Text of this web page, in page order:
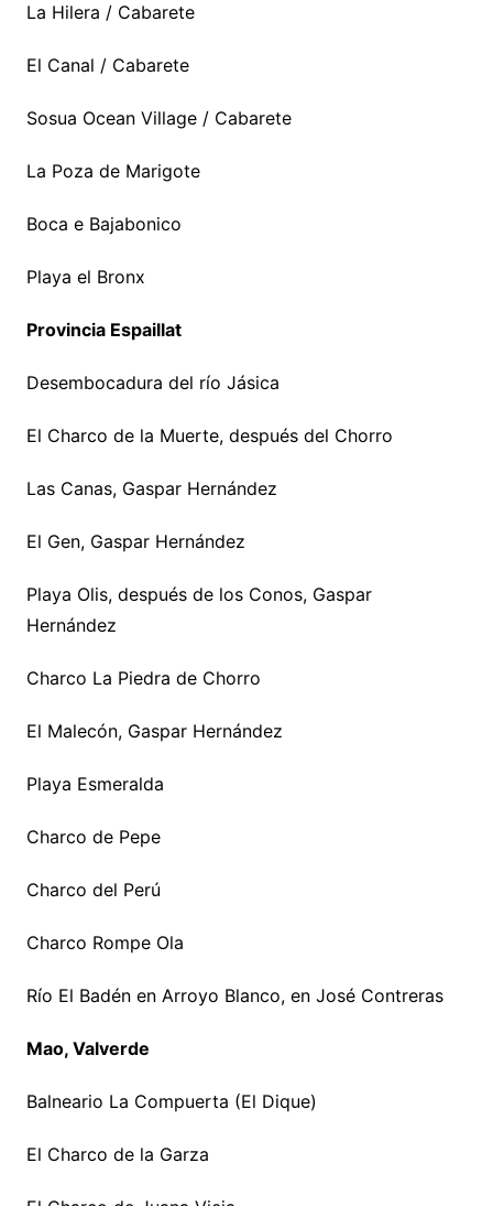
La Hilera / Cabarete
El Canal / Cabarete
Sosua Ocean Village / Cabarete
La Poza de Marigote
Boca e Bajabonico
Playa el Bronx
Provincia Espaillat
Desembocadura del río Jásica
El Charco de la Muerte, después del Chorro
Las Canas, Gaspar Hernández
El Gen, Gaspar Hernández
Playa Olis, después de los Conos, Gaspar
Hernández
Charco La Piedra de Chorro
El Malecón, Gaspar Hernández
Playa Esmeralda
Charco de Pepe
Charco del Perú
Charco Rompe Ola
Río El Badén en Arroyo Blanco, en José Contreras
Mao, Valverde
Balneario La Compuerta (El Dique)
El Charco de la Garza